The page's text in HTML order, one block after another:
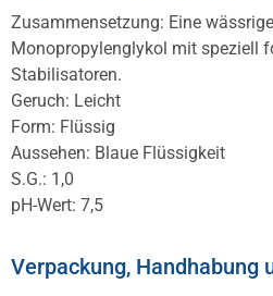
Zusammensetzung: Eine
Monopropylenglykol mit speziell
Stabilisatoren.
Geruch: Leicht
Form: Flüssig
Aussehen: Blaue Flüssigkeit
S.G.: 1,0
pH-Wert: 7,5
Verpackung, Handhabung